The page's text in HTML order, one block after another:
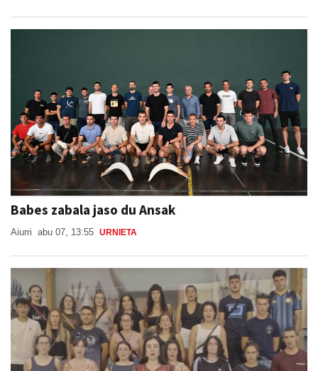
Babes zabala jaso du Ansak
Aiurri abu 07, 13:55 URNIETA